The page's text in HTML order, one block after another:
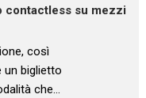
contactless su mezzi
così
un biglietto
che…